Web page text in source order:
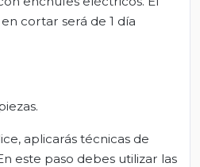
cortar será de 1 día
aplicarás técnicas de
este paso debes utilizar las